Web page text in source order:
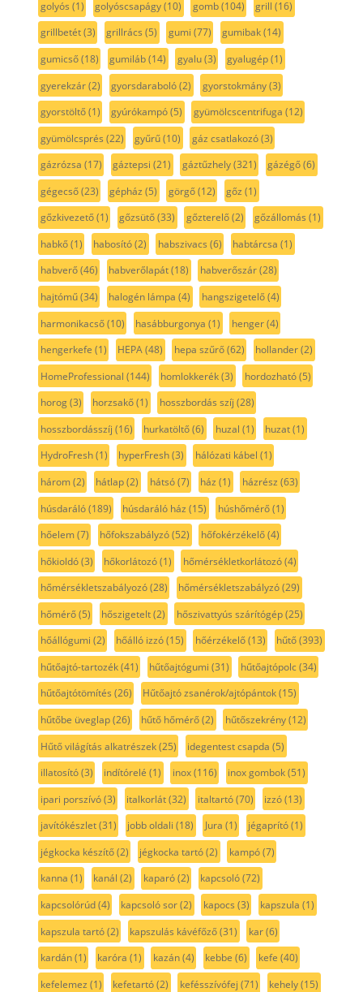
golyós (1) golyóscsapágy(10) gomb(104) grill (16)
grillbetét(3) grillrács (5) gumi (77) gumibak(14)
gumicső(18) gumiláb(14) gyalu(3) gyalugép(1)
gyerekzár(2) gyorsdaraboló(2) gyorstokmány(3)
gyorstöltő(1) gyúrókampó(5) gyümölcscentrifuga (12)
gyümölcsprés (22) gyűrű(10) gáz csatlakozó(3)
gázrózsa (17) gáztepsi (21) gáztűzhely(321) gázégő(6)
gégecső(23) gépház (5) görgő(12) gőz (1)
gőzkivezető(1) gőzsütő(33) gőzterelő(2) gőzállomás (1)
habkő(1) habosító(2) habszivacs (6) habtárcsa (1)
habverő(46) habverőlapát(18) habverőszár(28)
hajtómű(34) halogén lámpa (4) hangszigetelő(4)
harmonikacső(10) hasábburgonya (1) henger(4)
hengerkefe (1) HEPA(48) hepa szűrő(62) hollander(2)
HomeProfessional (144) homlokkerék(3) hordozható(5)
horog(3) horzsakő(1) hosszbordás szíj (28)
hosszbordásszíj (16) hurkatöltő(6) huzal (1) huzat(1)
HydroFresh(1) hyperFresh(3) hálózati kábel (1)
három(2) hátlap(2) hátsó(7) ház (1) házrész (63)
húsdaráló(189) húsdaráló ház (15) húshőmérő(1)
hőelem(7) hőfokszabályzó(52) hőfokérzékelő(4)
hőkioldó(3) hőkorlátozó(1) hőmérsékletkorlátozó(4)
hőmérsékletszabályozó(28) hőmérsékletszabályzó(29)
hőmérő(5) hőszigetelt(2) hőszivattyús szárítógép(25)
hőállógumi (2) hőálló izzó(15) hőérzékelő(13) hűtő(393)
hűtőajtó-tartozék(41) hűtőajtógumi (31) hűtőajtópolc(34)
hűtőajtótömítés (26) Hűtőajtó zsanérok/ajtópántok(15)
hűtőbe üveglap(26) hűtő hőmérő(2) hűtőszekrény(12)
Hűtő világítás alkatrészek(25) idegentest csapda (5)
illatosító(3) indítórelé (1) inox(116) inox gombok(51)
ipari porszívó(3) italkorlát(32) italtartó(70) izzó(13)
javítókészlet(31) jobb oldali (18) Jura (1) jégaprító(1)
jégkocka készítő(2) jégkocka tartó(2) kampó(7)
kanna (1) kanál (2) kaparó(2) kapcsoló(72)
kapcsolórúd(4) kapcsoló sor(2) kapocs (3) kapszula (1)
kapszula tartó(2) kapszulás kávéfőző(31) kar(6)
kardán(1) karóra (1) kazán(4) kebbe (6) kefe (40)
kefelemez (1) kefetartó(2) kefésszívófej (71) kehely(15)